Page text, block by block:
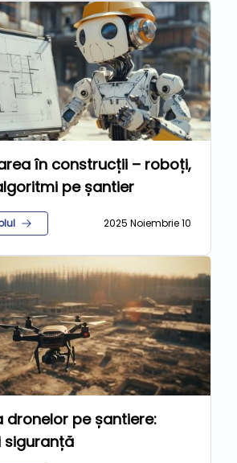
în construcții – roboți,
pe șantier
2025 Noiembrie 10
dronelor pe șantiere:
siguranță